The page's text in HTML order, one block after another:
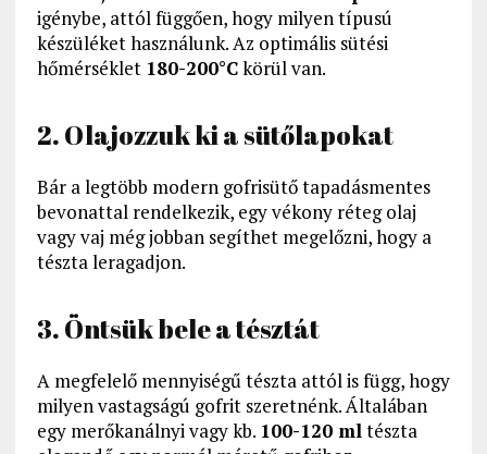
igénybe, attól függően, hogy milyen típusú
készüléket használunk. Az optimális sütési
hőmérséklet 180-200°Ckörül van.
2. Olajozzuk ki a sütőlapokat
Bár a legtöbb modern gofrisütő tapadásmentes
bevonattal rendelkezik, egy vékony réteg olaj
vagy vaj még jobban segíthet megelőzni, hogy a
tészta leragadjon.
3. Öntsük bele a tésztát
A megfelelő mennyiségű tészta attól is függ, hogy
milyen vastagságú gofrit szeretnénk. Általában
egy merőkanálnyi vagy kb. 100-120 mltészta